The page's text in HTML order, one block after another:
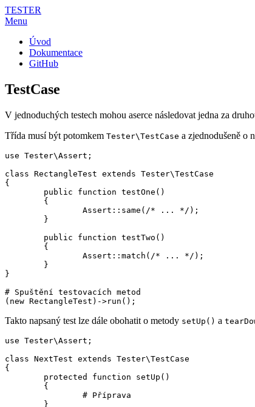
TESTER
Menu
Úvod
Dokumentace
GitHub
TestCase
V jednoduchých testech mohou aserce následovat jedna za
Třída musí být potomkem Tester\TestCase a zjednodušeně o
use Tester\Assert;
class RectangleTest extends Tester\TestCase
{
}
# Spuštění testovacích metod
Takto napsaný test lze dále obohatit o metody setUp() a
use Tester\Assert;
class NextTest extends Tester\TestCase
{